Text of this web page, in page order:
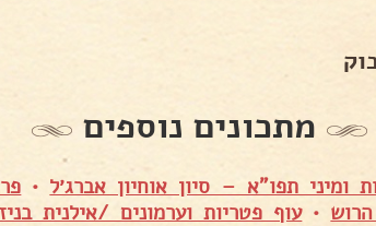
מתכונים נוספים
•
•עוף פטריות וערמונים /אילנית